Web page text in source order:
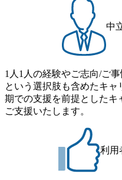
八重洲2-2-1 東京ミッドタ
ー8階 受動喫煙対策 : 執務
B 書類選考通過後に、
ロジーコンサルタント ・4
サルティング経験5年以上
学卒業に限る ・以下のい
- MBB及び戦略ファーム
上 - BIG4のStrategy部門
プし、バイタリティーを
コンサル業界やクライア
や自社への提案などに積極
TS-Fukuoka ⑥ AMS-PRD ⑦
的な成長を若手に任せら
ョンメリットを重視する
9.2時間、有休消化率
ア組織） 2026年8月22日(土
日(月) 16:00 ※応募者が定
の上参加者を決定させて
● 当日の流れ 受付 → 会社
後、随時ご案内) ※全てリ
される方に個別に当日の
通常の選考フローと異なり
だきます。 ● 詳細 デジタ
ションサーチになります
志向性に合わせて、以下
きます。 ※本求人はレバ
中
1人1人の経験やご志向/ご
という選択肢も含めたキ
期での支援を前提としたキ
ご支援いたします。
利用